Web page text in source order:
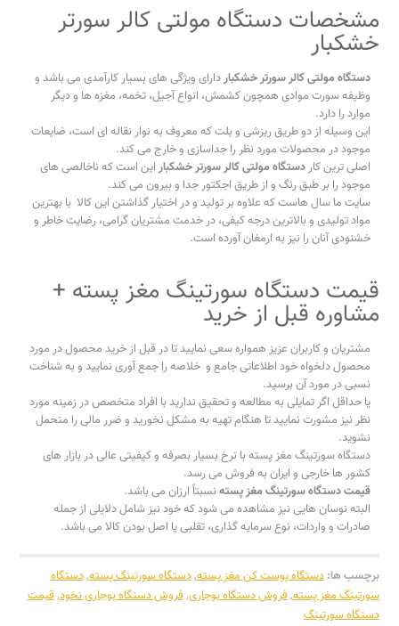
مشخصات دستگاه مولتی کالر سورتر
خشکبار
دستگاه مولتی کالر سورتر خشکباردارای ویژگی های بسیار کارآمدی می باشد و
وظیفه سورت موادی همچون کشمش، انواع آجیل، تخمه، مغزه ها و دیگر
موارد را دارد.
این وسیله از دو طریق ریزشی و بلت که معروف به نوار نقاله ای است، ضایعات
موجود در محصولات مورد نظر را جداسازی و خارج می کند.
اصلی ترین کاردستگاه مولتی کالر سورتر خشکبار این است که ناخالصی های
موجود را بر طبق رنگ و از طریق اجکتور جدا و بیرون می کند.
سایت ما سال هاست که علاوه بر تولید و در اختیار گذاشتن این کالا با بهترین
مواد تولیدی و بالاترین درجه کیفی، در خدمت مشتریان گرامی، رضایت خاطر و
خشنودی آنان را نیز به ارمغان آورده است.
قیمت دستگاه سورتینگ مغز پسته +
مشاوره قبل از خرید
مشتریان و کاربران عزیز همواره سعی نمایید تا در قبل از خرید محصول در مورد
محصول دلخواه خود اطلاعاتی جامع و خلاصه را جمع آوری نمایید و به شناخت
نسبی در مورد آن برسید.
یا حداقل اگر تمایلی به مطالعه و تحقیق ندارید با افراد متخصص در زمینه مورد
نظر نیز مشورت نمایید تا هنگام تهیه به مشکل نخورید و ضرر مالی را متحمل
نشوید.
دستگاه سورتینگ مغز پسته با نرخ بسیار بصرفه و کیفیتی عالی در بازار های
کشور ها خارجی و ایران به فروش می رسد.
قیمت دستگاه سورتینگ مغز پسته نسبتاً ارزان می باشد.
البته نوسان هایی نیز مشاهده می شود که خود نیز شامل دلایلی از جمله
صادرات و واردات، نوع سرمایه گذاری، تقلبی یا اصل بودن کالا می باشد.
برچسب ها: دستگاه پوست کن مغز پسته,دستگاه سورتینگ پسته,دستگاه
سورتینگ مغز پسته,فروش دستگاه بوجاری,فروش دستگاه بوجاری نخود,قیمت
دستگاه سورتینگ